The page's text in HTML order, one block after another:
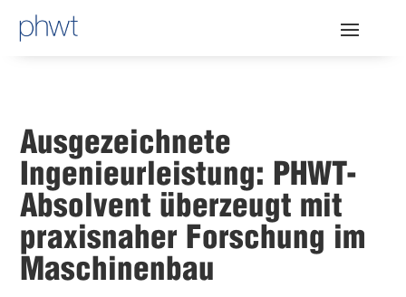
Ausgezeichnete
Ingenieurleistung: PHWT-
Absolvent überzeugt mit
praxisnaher Forschung im
Maschinenbau